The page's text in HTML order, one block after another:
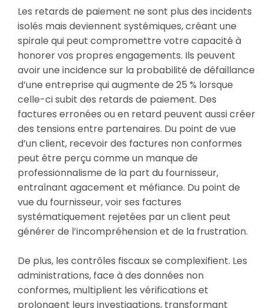
Les retards de paiement ne sont plus des incidents
isolés mais deviennent systémiques, créant une
spirale qui peut compromettre votre capacité à
honorer vos propres engagements. Ils peuvent
avoir une incidence sur la probabilité de défaillance
d’une entreprise qui augmente de 25 % lorsque
celle-ci subit des retards de paiement. Des
factures erronées ou en retard peuvent aussi créer
des tensions entre partenaires. Du point de vue
d’un client, recevoir des factures non conformes
peut être perçu comme un manque de
professionnalisme de la part du fournisseur,
entraînant agacement et méfiance. Du point de
vue du fournisseur, voir ses factures
systématiquement rejetées par un client peut
générer de l’incompréhension et de la frustration.
De plus, les contrôles fiscaux se complexifient. Les
administrations, face à des données non
conformes, multiplient les vérifications et
prolongent leurs investigations, transformant